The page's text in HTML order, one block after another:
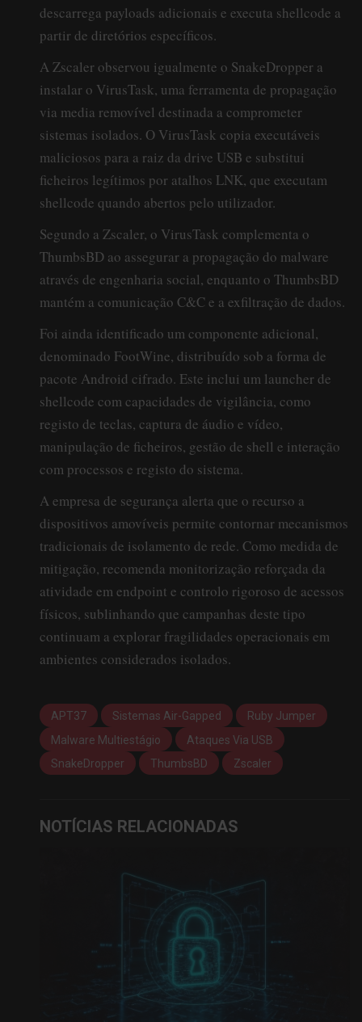
descarrega payloads adicionais e executa shellcode a
partir de diretórios específicos.
A Zscaler observou igualmente o SnakeDropper a
instalar o VirusTask, uma ferramenta de propagação
via media removível destinada a comprometer
sistemas isolados. O VirusTask copia executáveis
maliciosos para a raiz da drive USB e substitui
ficheiros legítimos por atalhos LNK, que executam
shellcode quando abertos pelo utilizador.
Segundo a Zscaler, o VirusTask complementa o
ThumbsBD ao assegurar a propagação do malware
através de engenharia social, enquanto o ThumbsBD
mantém a comunicação C&C e a exfiltração de dados.
Foi ainda identificado um componente adicional,
denominado FootWine, distribuído sob a forma de
pacote Android cifrado. Este inclui um launcher de
shellcode com capacidades de vigilância, como
registo de teclas, captura de áudio e vídeo,
manipulação de ficheiros, gestão de shell e interação
com processos e registo do sistema.
A empresa de segurança alerta que o recurso a
dispositivos amovíveis permite contornar mecanismos
tradicionais de isolamento de rede. Como medida de
mitigação, recomenda monitorização reforçada da
atividade em endpoint e controlo rigoroso de acessos
físicos, sublinhando que campanhas deste tipo
continuam a explorar fragilidades operacionais em
ambientes considerados isolados.
APT37 Sistemas Air-Gapped
Ruby Jumper
Malware Multiestágio
Ataques Via USB
SnakeDropper
ThumbsBD Zscaler
NOTÍCIAS RELACIONADAS